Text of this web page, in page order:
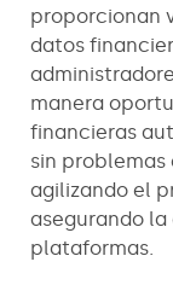
proporcionan
datos
manera
financieras
sin
agilizando el
asegurando
plataformas.